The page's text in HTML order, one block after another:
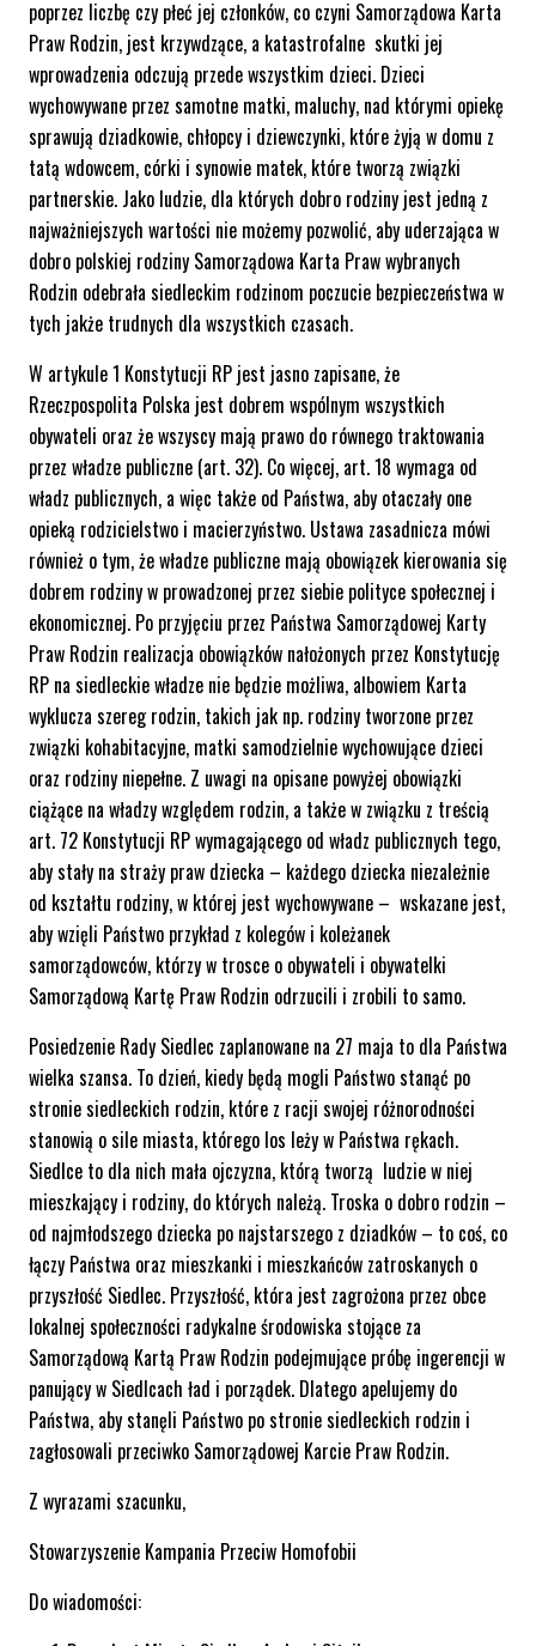
poprzez liczbę czy płeć jej członków, co czyni Samorządowa Karta
Praw Rodzin, jest krzywdzące, a katastrofalne skutki jej
wprowadzenia odczują przede wszystkim dzieci. Dzieci
wychowywane przez samotne matki, maluchy, nad którymi opiekę
sprawują dziadkowie, chłopcy i dziewczynki, które żyją w domu z
tatą wdowcem, córki i synowie matek, które tworzą związki
partnerskie. Jako ludzie, dla których dobro rodziny jest jedną z
najważniejszych wartości nie możemy pozwolić, aby uderzająca w
dobro polskiej rodziny Samorządowa Karta Praw wybranych
Rodzin odebrała siedleckim rodzinom poczucie bezpieczeństwa w
tych jakże trudnych dla wszystkich czasach.
W artykule 1 Konstytucji RP jest jasno zapisane, że
Rzeczpospolita Polska jest dobrem wspólnym wszystkich
obywateli oraz że wszyscy mają prawo do równego traktowania
przez władze publiczne (art. 32). Co więcej, art. 18 wymaga od
władz publicznych, a więc także od Państwa, aby otaczały one
opieką rodzicielstwo i macierzyństwo. Ustawa zasadnicza mówi
również o tym, że władze publiczne mają obowiązek kierowania się
dobrem rodziny w prowadzonej przez siebie polityce społecznej i
ekonomicznej. Po przyjęciu przez Państwa Samorządowej Karty
Praw Rodzin realizacja obowiązków nałożonych przez Konstytucję
RP na siedleckie władze nie będzie możliwa, albowiem Karta
wyklucza szereg rodzin, takich jak np. rodziny tworzone przez
związki kohabitacyjne, matki samodzielnie wychowujące dzieci
oraz rodziny niepełne. Z uwagi na opisane powyżej obowiązki
ciążące na władzy względem rodzin, a także w związku z treścią
art. 72 Konstytucji RP wymagającego od władz publicznych tego,
aby stały na straży praw dziecka – każdego dziecka niezależnie
od kształtu rodziny, w której jest wychowywane – wskazane jest,
aby wzięli Państwo przykład z kolegów i koleżanek
samorządowców, którzy w trosce o obywateli i obywatelki
Samorządową Kartę Praw Rodzin odrzucili i zrobili to samo.
Posiedzenie Rady Siedlec zaplanowane na 27 maja to dla Państwa
wielka szansa. To dzień, kiedy będą mogli Państwo stanąć po
stronie siedleckich rodzin, które z racji swojej różnorodności
stanowią o sile miasta, którego los leży w Państwa rękach.
Siedlce to dla nich mała ojczyzna, którą tworzą ludzie w niej
mieszkający i rodziny, do których należą. Troska o dobro rodzin –
od najmłodszego dziecka po najstarszego z dziadków – to coś, co
łączy Państwa oraz mieszkanki i mieszkańców zatroskanych o
przyszłość Siedlec. Przyszłość, która jest zagrożona przez obce
lokalnej społeczności radykalne środowiska stojące za
Samorządową Kartą Praw Rodzin podejmujące próbę ingerencji w
panujący w Siedlcach ład i porządek. Dlatego apelujemy do
Państwa, aby stanęli Państwo po stronie siedleckich rodzin i
zagłosowali przeciwko Samorządowej Karcie Praw Rodzin.
Z wyrazami szacunku,
Stowarzyszenie Kampania Przeciw Homofobii
Do wiadomości: